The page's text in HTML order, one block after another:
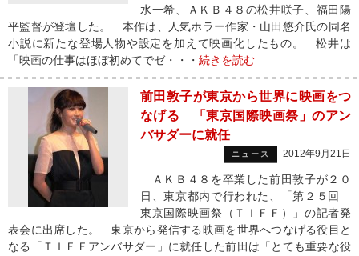
水一希、ＡＫＢ４８の松井咲子、福田陽
平監督が登壇した。 本作は、人気ホラー作家・山田悠介氏の同名
小説に新たな登場人物や設定を加えて映画化したもの。 松井は
「映画の仕事はほぼ初めてでゼ・・・ 続きを読む
前田敦子が東京から世界に映画をつ
なげる 「東京国際映画祭」のアン
バサダーに就任
ニュース 2012年9月21日
ＡＫＢ４８を卒業した前田敦子が２０
日、東京都内で行われた、「第２５回
東京国際映画祭（ＴＩＦＦ）」の記者発
表会に出席した。 東京から発信する映画を世界へつなげる役目と
なる「ＴＩＦＦアンバサダー」に就任した前田は「とても重要な役